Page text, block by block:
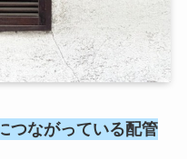
つながっている配管